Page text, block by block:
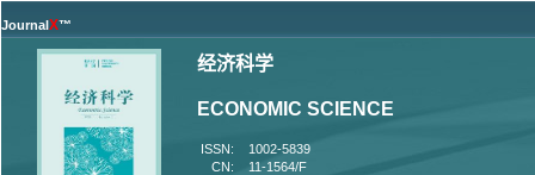
™
ISSN: 1002-5839
CN: 11-1564/F